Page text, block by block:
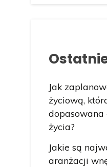
Jak
życiową,
dopasowana
życia?
Jakie są
aranżacji